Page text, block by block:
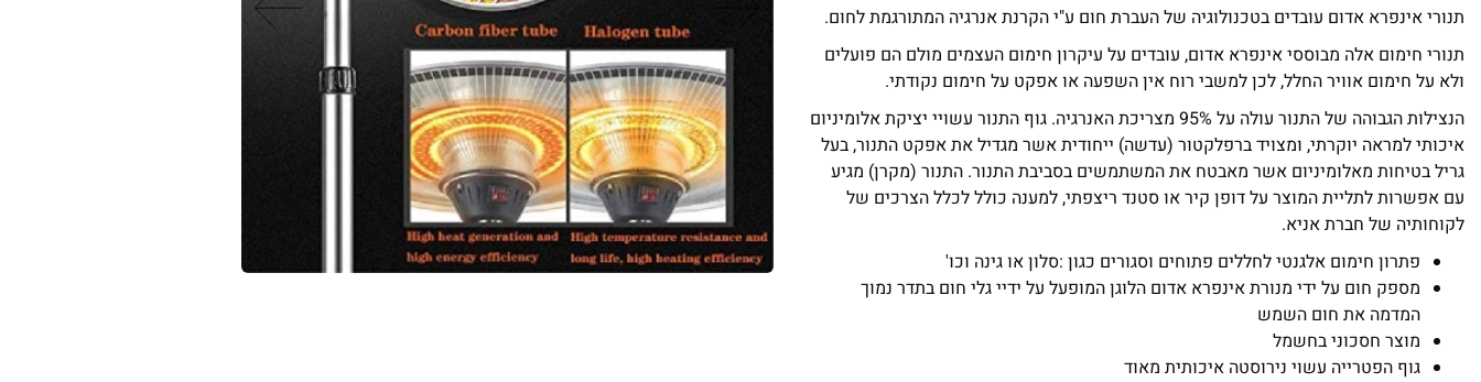
תנורי אינפרא אדום עובדים בטכנולוגיה של העברת חום ע"י הקרנת אנרגיה המתורגמת לחום.
תנורי חימום אלה מבוססי אינפרא אדום, עובדים על עיקרון חימום העצמים מולם הם פועלים
ולא על חימום אוויר החלל, לכן למשבי רוח אין השפעה או אפקט על חימום נקודתי.
הנצילות הגבוהה של התנור עולה על 95% מצריכת האנרגיה. גוף התנור עשויי יציקת אלומיניום
איכותי למראה יוקרתי, ומצויד ברפלקטור (עדשה) ייחודית אשר מגדיל את אפקט התנור, בעל
גריל בטיחות מאלומיניום אשר מאבטח את המשתמשים בסביבת התנור. התנור (מקרן) מגיע
עם אפשרות לתליית המוצר על דופן קיר או סטנד ריצפתי, למענה כולל לכלל הצרכים של
לקוחותיה של חברת אניא.
פתרון חימום אלגנטי לחללים פתוחים וסגורים כגון :סלון או גינה וכו'
מספק חום על ידי מנורת אינפרא אדום הלוגן המופעל על ידיי גלי חום בתדר נמוך
המדמה את חום השמש
מוצר חסכוני בחשמל
גוף הפטרייה עשוי נירוסטה איכותית מאוד